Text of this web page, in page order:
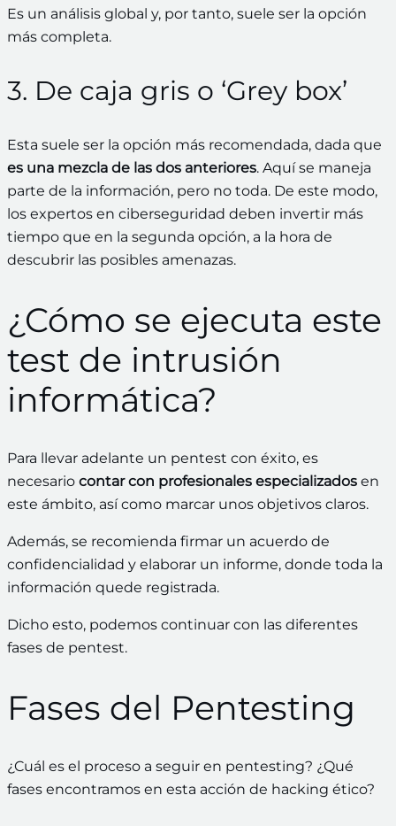
Es un análisis global y, por tanto, suele ser la opción
más completa.
3. De caja gris o ‘Grey box’
Esta suele ser la opción más recomendada, dada que
es una mezcla de las dos anteriores. Aquí se maneja
parte de la información, pero no toda. De este modo,
los expertos en ciberseguridad deben invertir más
tiempo que en la segunda opción, a la hora de
descubrir las posibles amenazas.
¿Cómo se ejecuta este
test de intrusión
informática?
Para llevar adelante un pentest con éxito, es
necesario contar con profesionales especializados en
este ámbito, así como marcar unos objetivos claros.
Además, se recomienda firmar un acuerdo de
confidencialidad y elaborar un informe, donde toda la
información quede registrada.
Dicho esto, podemos continuar con las diferentes
fases de pentest.
Fases del Pentesting
¿Cuál es el proceso a seguir en pentesting? ¿Qué
fases encontramos en esta acción de hacking ético?